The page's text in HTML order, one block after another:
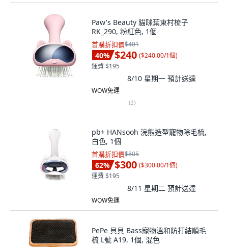
Paw's Beauty 貓咪葉東村梳子
RK_290, 粉紅色, 1個
首購折扣價$401
40% $240 ($240.00/1個)
運費 $195
8/10 星期一 預計送達
WOW免運
(2)
pb+ HANsooh 浣熊造型寵物除毛梳,
白色, 1個
首購折扣價$805
62% $300 ($300.00/1個)
運費 $195
8/11 星期二 預計送達
WOW免運
PePe 貝貝 Bass寵物溫和防打結順毛
梳 L號 A19, 1個, 混色